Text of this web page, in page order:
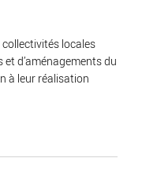
collectivités locales
d’aménagements du
à leur réalisation